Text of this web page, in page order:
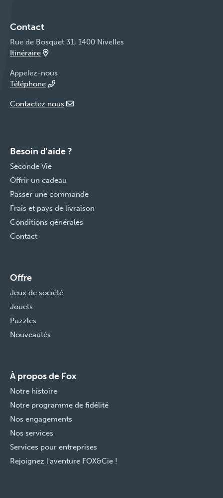
Contact
Rue de Bosquet 31, 1400 Nivelles
Itinéraire
Appelez-nous
Téléphone
Contactez nous
Besoin d'aide ?
Seconde Vie
Offrir un cadeau
Passer une commande
Frais et pays de livraison
Conditions générales
Contact
Offre
Jeux de société
Jouets
Puzzles
Nouveautés
À propos de Fox
Notre histoire
Notre programme de fidélité
Nos engagements
Nos services
Services pour entreprises
Rejoignez l'aventure FOX&Cie !